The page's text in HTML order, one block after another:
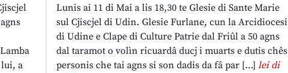
lui, a
Lunis ai 11 di Mai a lis 18,30 te Glesie di Sante Marie
sul Cjiscjel di Udin. Glesie Furlane, cun la Arcidiocesi
di Udine e Clape di Culture Patrie dal Friûl a 50 agns
dal taramot o volìn ricuardâ ducj i muarts e dutis chês
personis che tai agns si son dadis da fâ par […] lei di